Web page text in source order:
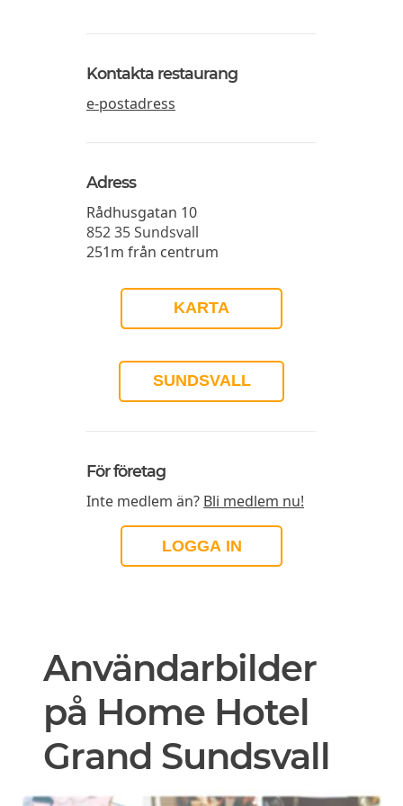
Kontakta restaurang
e-postadress
Adress
Rådhusgatan 10
852 35Sundsvall
251m från centrum
KARTA
SUNDSVALL
För företag
Inte medlem än? Bli medlem nu!
LOGGA IN
Användarbilder
på Home Hotel
Grand Sundsvall